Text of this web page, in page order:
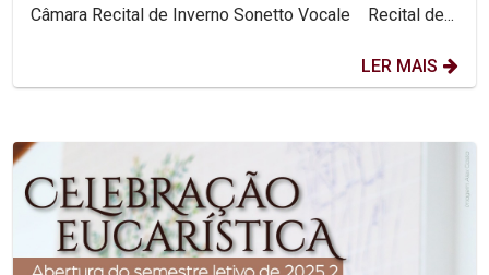
Câmara Recital de Inverno Sonetto Vocale Recital de...
LER MAIS